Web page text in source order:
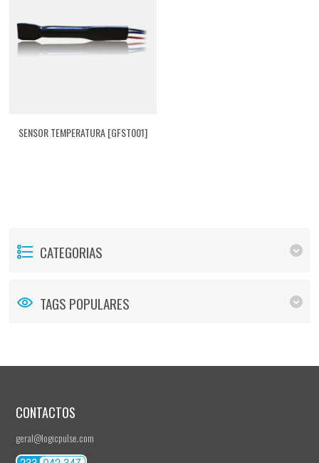
SENSOR TEMPERATURA [GFST001]
CATEGORIAS
TAGS POPULARES
CONTACTOS
geral@logicpulse.com